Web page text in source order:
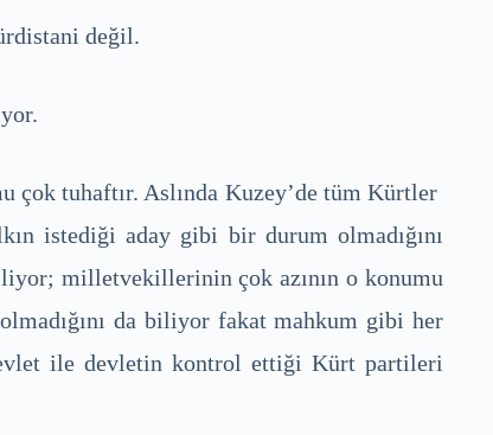
değil.
çok tuhaftır. Aslında Kuzey’de tüm Kürtler
istediği aday gibi bir durum olmadığını
milletvekillerinin çok azının o konumu
da biliyor fakat mahkum gibi her
ile devletin kontrol ettiği Kürt partileri